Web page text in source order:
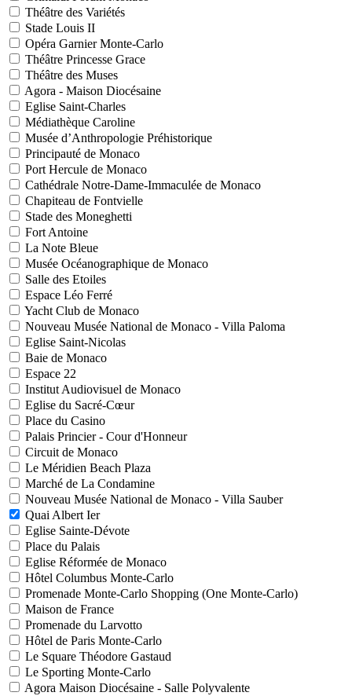
Théâtre des Variétés
Stade Louis II
Opéra Garnier Monte-Carlo
Théâtre Princesse Grace
Théâtre des Muses
Agora - Maison Diocésaine
Eglise Saint-Charles
Médiathèque Caroline
Musée d’Anthropologie Préhistorique
Principauté de Monaco
Port Hercule de Monaco
Cathédrale Notre-Dame-Immaculée de Monaco
Chapiteau de Fontvielle
Stade des Moneghetti
Fort Antoine
La Note Bleue
Musée Océanographique de Monaco
Salle des Etoiles
Espace Léo Ferré
Yacht Club de Monaco
Nouveau Musée National de Monaco - Villa Paloma
Eglise Saint-Nicolas
Baie de Monaco
Espace 22
Institut Audiovisuel de Monaco
Eglise du Sacré-Cœur
Place du Casino
Palais Princier - Cour d'Honneur
Circuit de Monaco
Le Méridien Beach Plaza
Marché de La Condamine
Nouveau Musée National de Monaco - Villa Sauber
Quai Albert Ier
Eglise Sainte-Dévote
Place du Palais
Eglise Réformée de Monaco
Hôtel Columbus Monte-Carlo
Promenade Monte-Carlo Shopping (One Monte-Carlo)
Maison de France
Promenade du Larvotto
Hôtel de Paris Monte-Carlo
Le Square Théodore Gastaud
Le Sporting Monte-Carlo
Agora Maison Diocésaine - Salle Polyvalente